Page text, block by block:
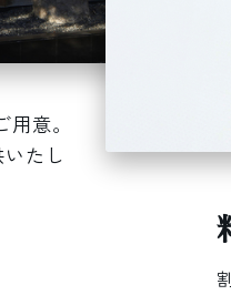
意。
たし